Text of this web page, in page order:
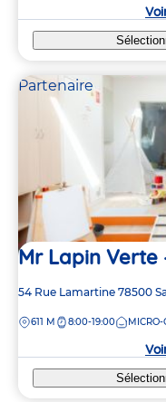
Partenaire
Mr Lapin
Adresse
la
54 Rue Lamartine 78500
DISTANCE
611 M 8:00-19:00 MICRO-